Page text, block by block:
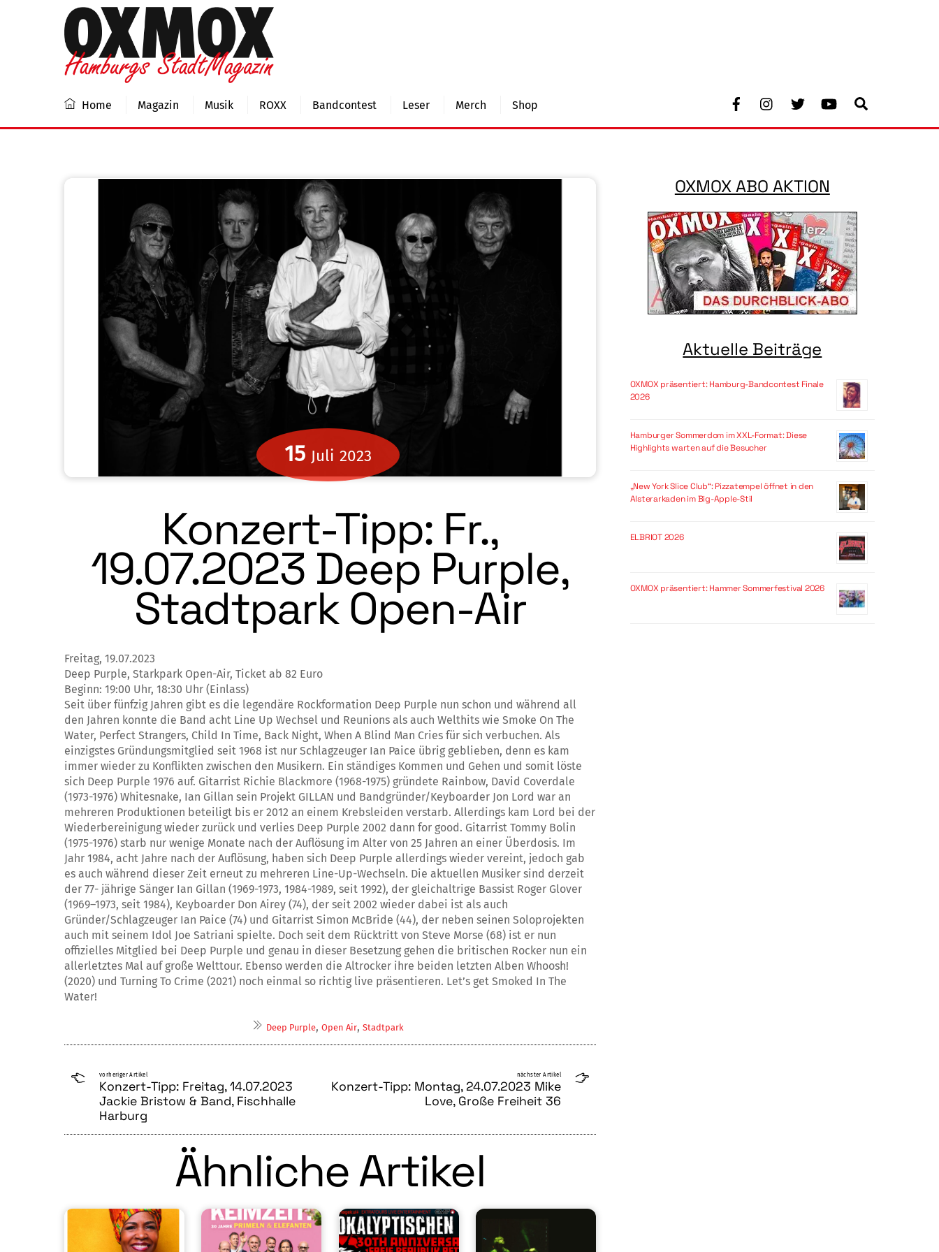
Facebook Youtube
Home Magazin Musik ROXX Bandcontest Leser Merch Shop
15 Juli 2023
Konzert-Tipp: Fr.,
19.07.2023 Deep Purple,
Stadtpark Open-Air
Freitag, 19.07.2023
Deep Purple, Starkpark Open-Air, Ticket ab 82 Euro
Beginn: 19:00 Uhr, 18:30 Uhr (Einlass)
Seit über fünfzig Jahren gibt es die legendäre Rockformation Deep Purple nun schon und während all
den Jahren konnte die Band acht Line Up Wechsel und Reunions als auch Welthits wie Smoke On The
Water, Perfect Strangers, Child In Time, Back Night, When A Blind Man Cries für sich verbuchen. Als
einzigstes Gründungsmitglied seit 1968 ist nur Schlagzeuger Ian Paice übrig geblieben, denn es kam
immer wieder zu Konflikten zwischen den Musikern. Ein ständiges Kommen und Gehen und somit löste
sich Deep Purple 1976 auf. Gitarrist Richie Blackmore (1968-1975) gründete Rainbow, David Coverdale
(1973-1976) Whitesnake, Ian Gillan sein Projekt GILLAN und Bandgründer/Keyboarder Jon Lord war an
mehreren Produktionen beteiligt bis er 2012 an einem Krebsleiden verstarb. Allerdings kam Lord bei der
Wiederbereinigung wieder zurück und verlies Deep Purple 2002 dann for good. Gitarrist Tommy Bolin
(1975-1976) starb nur wenige Monate nach der Auflösung im Alter von 25 Jahren an einer Überdosis. Im
Jahr 1984, acht Jahre nach der Auflösung, haben sich Deep Purple allerdings wieder vereint, jedoch gab
es auch während dieser Zeit erneut zu mehreren Line-Up-Wechseln. Die aktuellen Musiker sind derzeit
der 77- jährige Sänger Ian Gillan (1969-1973, 1984-1989, seit 1992), der gleichaltrige Bassist Roger Glover
(1969–1973, seit 1984), Keyboarder Don Airey (74), der seit 2002 wieder dabei ist als auch
Gründer/Schlagzeuger Ian Paice (74) und Gitarrist Simon McBride (44), der neben seinen Soloprojekten
auch mit seinem Idol Joe Satriani spielte. Doch seit dem Rücktritt von Steve Morse (68) ist er nun
offizielles Mitglied bei Deep Purple und genau in dieser Besetzung gehen die britischen Rocker nun ein
allerletztes Mal auf große Welttour. Ebenso werden die Altrocker ihre beiden letzten Alben Whoosh!
(2020) und Turning To Crime (2021) noch einmal so richtig live präsentieren. Let’s get Smoked In The
Water!
Deep Purple, Open Air, Stadtpark
vorheriger Artikel
Konzert-Tipp: Freitag, 14.07.2023
Jackie Bristow & Band, Fischhalle
Harburg
nächster Artikel
Konzert-Tipp: Montag, 24.07.2023 Mike
Love, Große Freiheit 36
Ähnliche Artikel
OXMOX ABO AKTION
Aktuelle Beiträge
OXMOX präsentiert: Hamburg-Bandcontest Finale
2026
Hamburger Sommerdom im XXL-Format: Diese
Highlights warten auf die Besucher
„New York Slice Club“: Pizzatempel öffnet in den
Alsterarkaden im Big-Apple-Stil
ELBRIOT 2026
OXMOX präsentiert: Hammer Sommerfestival 2026